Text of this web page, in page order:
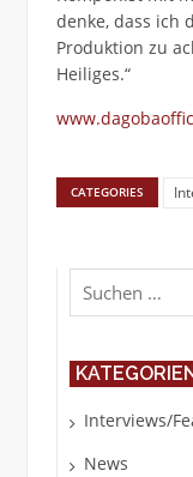
denke, dass ich
Produktion zu
Heiliges.“
CATEGORIES
Suchen
nach:
KATEGORIEN
Interviews/
News